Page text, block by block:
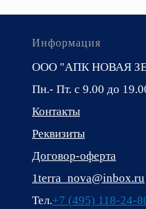
Информация
ООО "АПК НОВАЯ
Пн.- Пт. с 9.00 до
Контакты
Реквизиты
Договор-оферта
1terra_nova@inbox.ru
Тел.+7 (495) 118-24-